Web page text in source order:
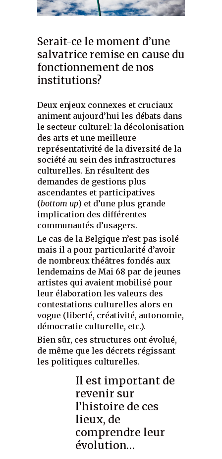
Serait-ce le moment d’une
salvatrice remise en cause du
fonctionnement de nos
institutions?
Deux enjeux connexes et cruciaux
animent aujourd’hui les débats dans
le secteur culturel: la décolonisation
des arts et une meilleure
représentativité de la diversité de la
société au sein des infrastructures
culturelles. En résultent des
demandes de gestions plus
ascendantes et participatives
(bottom up) et d’une plus grande
implication des différentes
communautés d’usagers.
Le cas de la Belgique n’est pas isolé
mais il a pour particularité d’avoir
de nombreux théâtres fondés aux
lendemains de Mai 68 par de jeunes
artistes qui avaient mobilisé pour
leur élaboration les valeurs des
contestations culturelles alors en
vogue (liberté, créativité, autonomie,
démocratie culturelle, etc.).
Bien sûr, ces structures ont évolué,
de même que les décrets régissant
les politiques culturelles.
Il est important de
revenir sur
l’histoire de ces
lieux, de
comprendre leur
évolution…